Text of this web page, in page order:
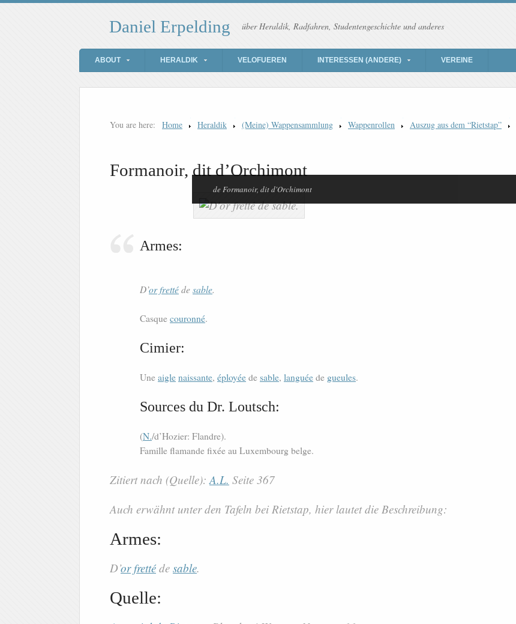
Daniel Erpelding über Heraldik, Radfahren, Studentengeschichte und anderes
ABOUT HERALDIK VELOFUEREN INTERESSEN (ANDERE) VEREINE
You are here: Home Heraldik (Meine) Wappensammlung Wappenrollen Auszug aus dem “Rietstap”
Formanoir, dit d’Orchimont
de Formanoir, dit d'Orchimont
Armes:
D’orfrettédesable.
Casque couronné.
Cimier:
Une aigle naissante, éployée de sable, languée de gueules.
Sources du Dr. Loutsch:
(N./d’Hozier: Flandre).
Famille flamande fixée au Luxembourg belge.
Zitiert nach (Quelle):A.L. Seite 367
Auch erwähnt unter den Tafeln bei Rietstap, hier lautet die Beschreibung:
Armes:
D’or fretté de sable.
Quelle: